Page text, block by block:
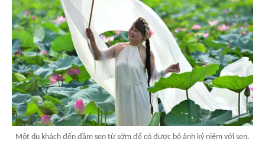
Một du khách đến đầm sen từ sớm để có được bộ ảnh kỷ niệm với sen.